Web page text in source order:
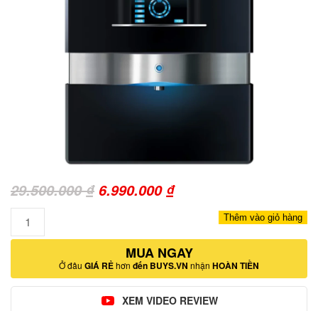
29.500.000₫ Giá
29.500.000 ₫.
6.990.000 ₫Giá
là:
6.990.000 ₫.
lượng
Thêm vào giỏ hàng
MUA NGAY
Ở đâu GIÁ RẺhơn đến BUYS.VN nhận HOÀN TIỀN
XEM VIDEO REVIEW